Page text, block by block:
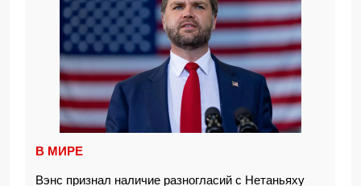
В МИРЕ
Вэнс признал наличие разногласий с Нетаньяху